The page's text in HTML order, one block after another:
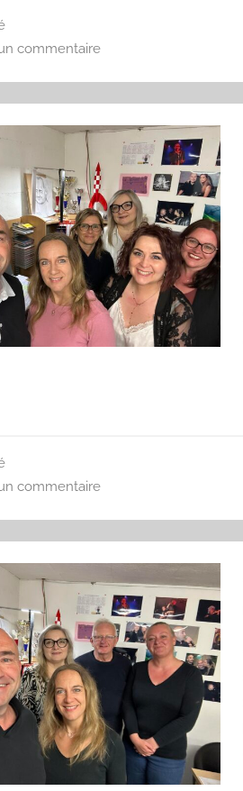
commentaire
commentaire